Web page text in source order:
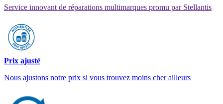
Service innovant de réparations multimarques promu par Stellantis
Prix ajusté
Nous ajustons notre prix si vous trouvez moins cher ailleurs